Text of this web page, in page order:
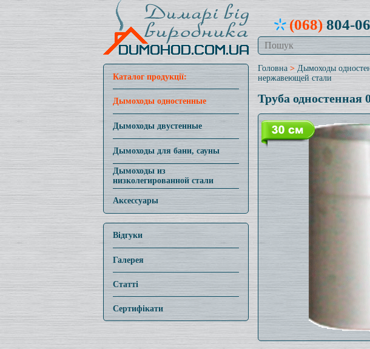
(068)804-
Каталог продукції:
Дымоходы одностенные
Дымоходы двустенные
Дымоходы для бани, сауны
Дымоходы из
низколегированной стали
Аксессуары
Відгуки
Галерея
Статті
Сертифікати
Головна> Дымоходы
нержавеющей стали
Труба